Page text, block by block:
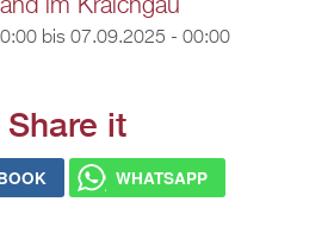
im Kraichgau
bis 07.09.2025 - 00:00
Share it
WHATSAPP